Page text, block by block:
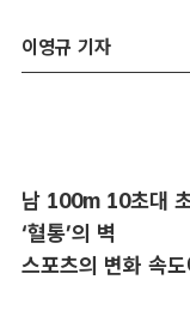
이영규 기자
남 100m 10초대
‘혈통’의 벽
스포츠의 변화 속